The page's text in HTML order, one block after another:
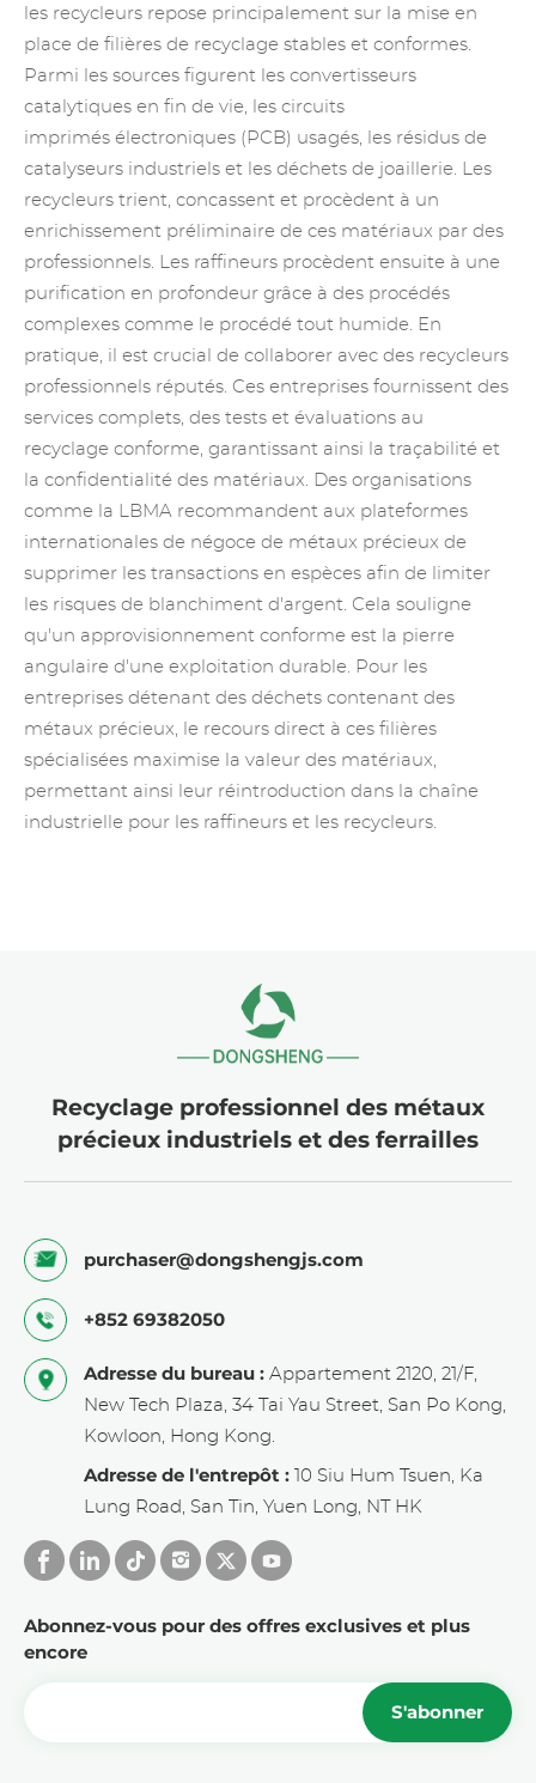
les recycleurs repose principalement sur la mise en
place de filières de recyclage stables et conformes.
Parmi les sources figurent les convertisseurs
catalytiques en fin de vie, les circuits
imprimés électroniques (PCB) usagés, les résidus de
catalyseurs industriels et les déchets de joaillerie. Les
recycleurs trient, concassent et procèdent à un
enrichissement préliminaire de ces matériaux par des
professionnels. Les raffineurs procèdent ensuite à une
purification en profondeur grâce à des procédés
complexes comme le procédé tout humide. En
pratique, il est crucial de collaborer avec des recycleurs
professionnels réputés. Ces entreprises fournissent des
services complets, des tests et évaluations au
recyclage conforme, garantissant ainsi la traçabilité et
la confidentialité des matériaux. Des organisations
comme la LBMA recommandent aux plateformes
internationales de négoce de métaux précieux de
supprimer les transactions en espèces afin de limiter
les risques de blanchiment d'argent. Cela souligne
qu'un approvisionnement conforme est la pierre
angulaire d'une exploitation durable. Pour les
entreprises détenant des déchets contenant des
métaux précieux, le recours direct à ces filières
spécialisées maximise la valeur des matériaux,
permettant ainsi leur réintroduction dans la chaîne
industrielle pour les raffineurs et les recycleurs.
Recyclage professionnel des métaux
précieux industriels et des ferrailles
purchaser@dongshengjs.com
+852 69382050
Adresse du bureau : Appartement 2120, 21/F,
New Tech Plaza, 34 Tai Yau Street, San Po Kong,
Kowloon, Hong Kong.
Adresse de l'entrepôt : 10 Siu Hum Tsuen, Ka
Lung Road, San Tin, Yuen Long, NT HK
Abonnez-vous pour des offres exclusives et plus
encore
S'abonner